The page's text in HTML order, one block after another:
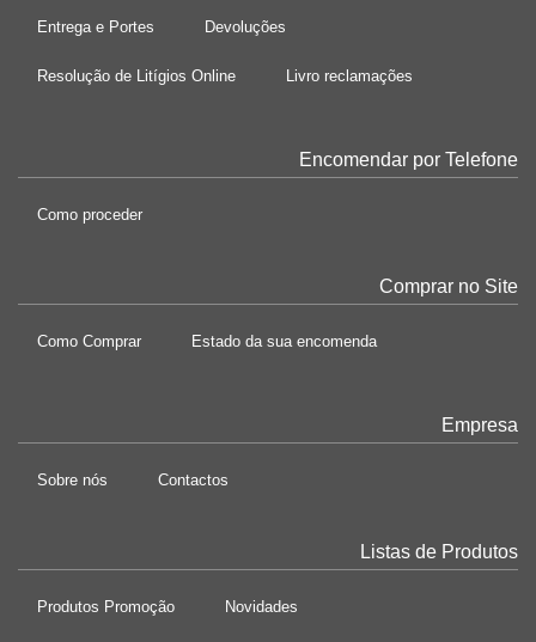
Entrega e Portes Devoluções
Resolução de Litígios Online Livro reclamações
Encomendar por Telefone
Como proceder
Comprar no Site
Como Comprar Estado da sua encomenda
Empresa
Sobre nós Contactos
Listas de Produtos
Produtos Promoção Novidades